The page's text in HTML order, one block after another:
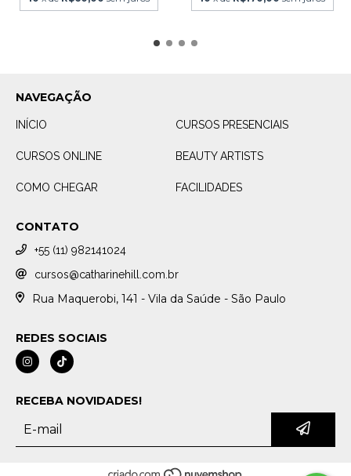
NAVEGAÇÃO
INÍCIO CURSOS PRESENCIAIS
CURSOS ONLINE BEAUTY ARTISTS
COMO CHEGAR FACILIDADES
CONTATO
+55 (11) 982141024
cursos@catharinehill.com.br
Rua Maquerobi, 141 - Vila da Saúde - São Paulo
REDES SOCIAIS
RECEBA NOVIDADES!